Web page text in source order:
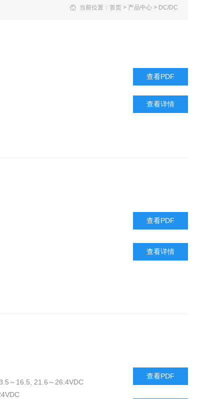
当前位置： 首页 > 产品中心 > DC/DC
查看PDF
查看详情
查看PDF
查看详情
～16.5, 21.6～26.4VDC
查看PDF